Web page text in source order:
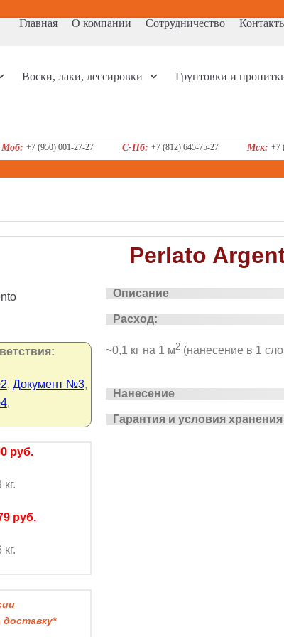
Главная О компании Сотрудничество
Воски, лаки, лессировки Грунтовки и
Моб: +7 (950) 001-27-27 С-Пб: +7 (812) 645-75-27 Мск: +7
Perlato
, Документ №3,
,
руб.
руб.
Описание
Расход:
~0,1 кг на 1 м2(нанесение в 1
Нанесение
Гарантия и условия хранения